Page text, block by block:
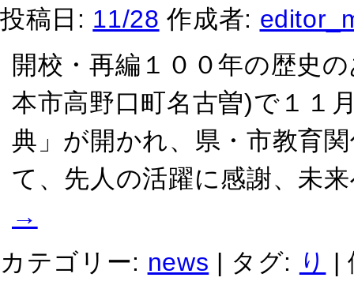
投稿日: 11/28 作成者:
開校・再編１００年の歴史
本市高野口町名古曽)で１１
典」が開かれ、県・市教育
て、先人の活躍に感謝、未
→
カテゴリー: news | タグ: り |